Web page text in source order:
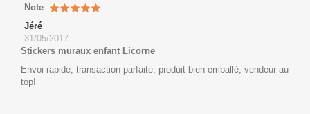
Note
Jéré
31/05/2017
Stickers muraux enfant Licorne
Envoi rapide, transaction parfaite, produit bien emballé, vendeur au
top!